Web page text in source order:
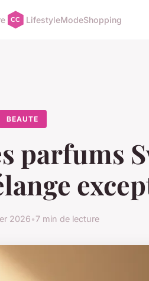
LifestyleModeShopping
BEAUTE
parfums
2026•7 min de lecture